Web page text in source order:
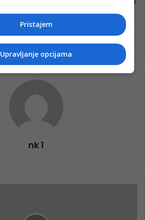
nk 1
Pristajem
Upravljanje opcijama